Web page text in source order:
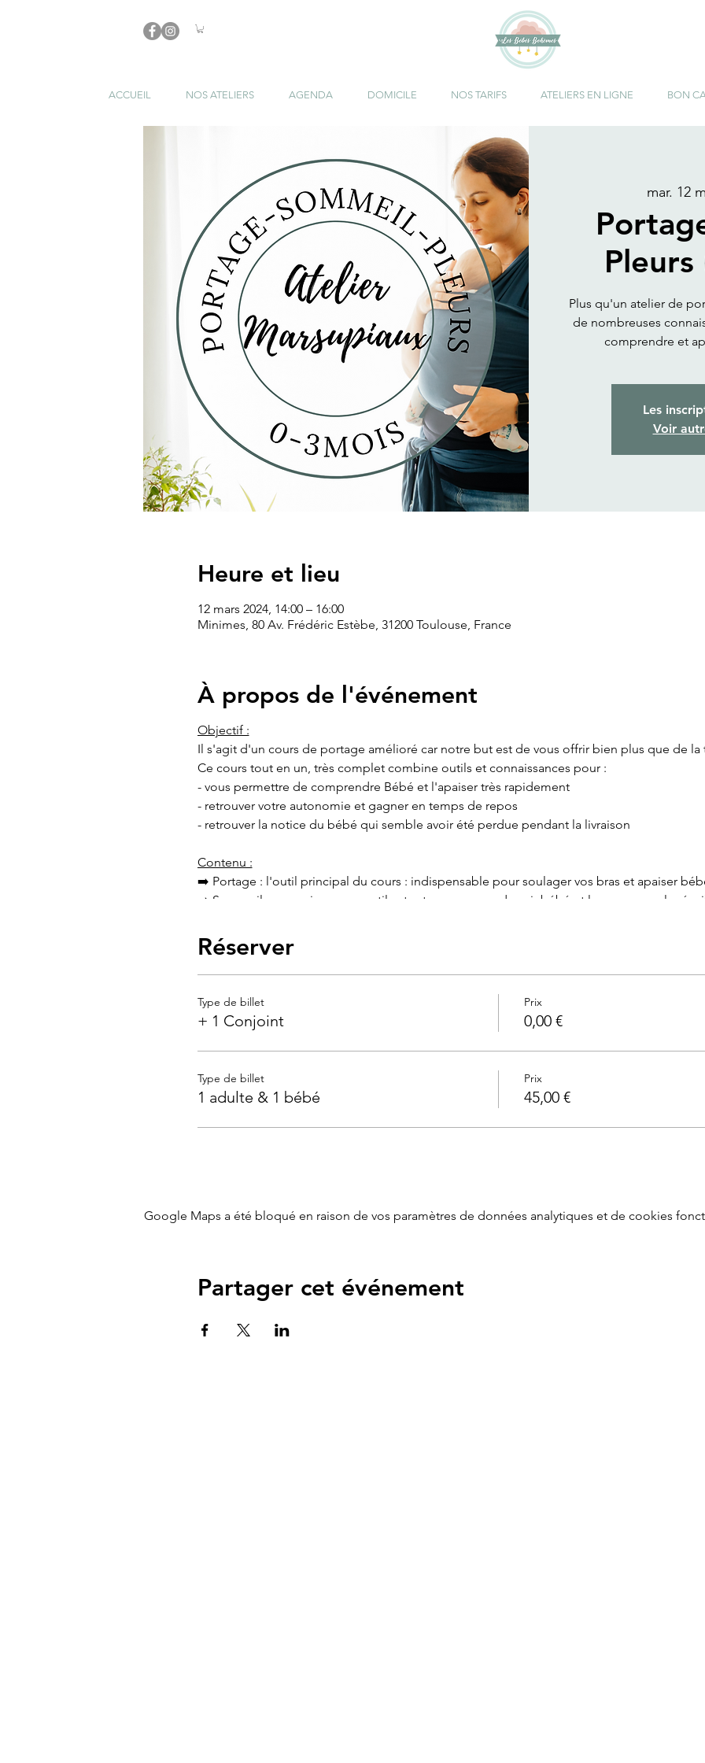
ACCUEIL NOS ATELIERS AGENDA DOMICILE NOS TARIFS ATELIERS EN LIGNE BON
mar. 12
Pleurs
Plus qu'un atelier de
de nombreuses
comprendre et
Les
Voir
Heure et lieu
12 mars 2024, 14:00 – 16:00
Minimes, 80 Av. Frédéric Estèbe, 31200 Toulouse, France
À propos de l'événement
Objectif :
Il s'agit d'un cours de portage amélioré car notre but est de vous offrir bien plus que de la
Ce cours tout en un, très complet combine outils et connaissances pour :
- vous permettre de comprendre Bébé et l'apaiser très rapidement
- retrouver votre autonomie et gagner en temps de repos
- retrouver la notice du bébé qui semble avoir été perdue pendant la livraison
Contenu :
➡️ Portage : l'outil principal du cours : indispensable pour soulager vos bras et apaiser
➡️ Sommeil : connaissances, outils et astuces pour endormir bébé et le poser sans le
➡️ les maux de ventre : astuces pour les soulager
➡️ les connaissances en neurosciences pour éviter les fausses idées et croyances autour
de l’entourage familial avec assurance et certitude et vous épargner de la fatigue et des
Pour qui :
Futurs parents dès le 7ème mois de grossesse
Lieu :Cabinet de Sages femme des Minimes
Durée: 2h
Réserver
Type de billet
+ 1 Conjoint
Prix
0,00 €
Type de billet
1 adulte & 1 bébé
Prix
45,00 €
Google Maps a été bloqué en raison de vos paramètres de données analytiques et de cookies
Partager cet événement